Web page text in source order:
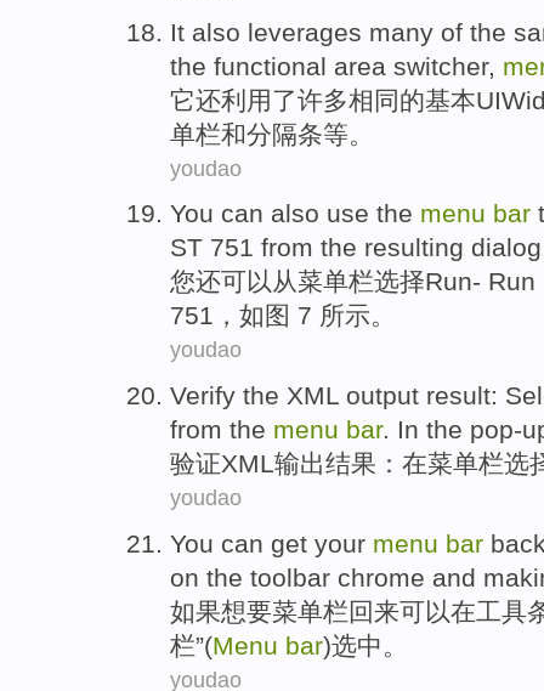
It also leverages many of the
the functional area switcher,
它还利用了许多相同的基本UI
单栏和分隔条等 。
youdao
You can also use the menu bar
ST 751 from the resulting dialog
您还可以 从菜单栏选择Run- Run
751，如图 7 所示。
youdao
Verify the XML output result:
from the menu bar. In the pop-
验证XML输出结果 ： 在菜单栏选
youdao
You can get your menu bar
on the toolbar chrome and
如果想要菜单栏回来可以在工具
栏”(Menu bar)选中。
youdao